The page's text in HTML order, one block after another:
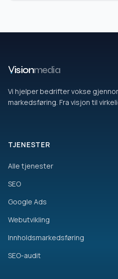
isionmedia
Vi hjelper bedrifter vokse
markedsføring. Fra visjon til
TJENESTER
Alle tjenester
SEO
Google Ads
Webutvikling
Innholdsmarkedsføring
SEO-audit